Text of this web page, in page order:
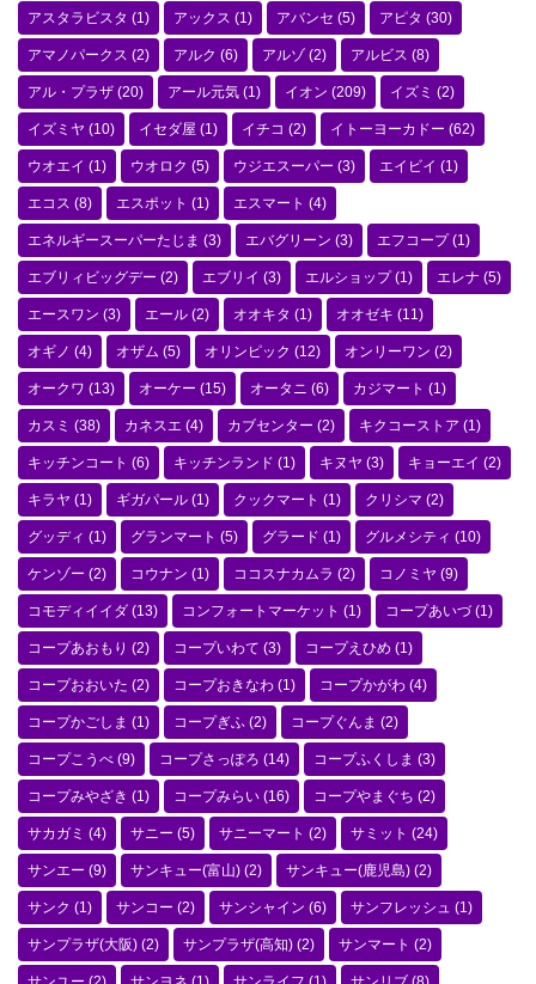
アスタラビスタ (1) アックス (1) アバンセ (5) アピタ (30)
アマノパークス (2) アルク (6) アルゾ(2) アルビス (8)
アル・プラザ (20) アール元気 (1) イオン (209) イズミ (2)
イズミヤ (10) イセダ屋 (1) イチコ (2) イトーヨーカドー (62)
ウオエイ (1) ウオロク (5) ウジエスーパー (3) エイビイ (1)
エコス (8) エスポット (1) エスマート (4)
エネルギースーパーたじま (3) エバグリーン (3) エフコープ(1)
エブリィビッグデー (2) エブリイ (3) エルショップ(1) エレナ (5)
エースワン (3) エール (2) オオキタ (1) オオゼキ (11)
オギノ (4) オザム (5) オリンピック (12) オンリーワン (2)
オークワ (13) オーケー (15) オータニ (6) カジマート (1)
カスミ (38) カネスエ (4) カブセンター (2) キクコーストア (1)
キッチンコート (6) キッチンランド (1) キヌヤ (3) キョーエイ (2)
キラヤ (1) ギガパール (1) クックマート (1) クリシマ (2)
グッディ (1) グランマート (5) グラード (1) グルメシティ (10)
ケンゾー (2) コウナン (1) ココスナカムラ (2) コノミヤ (9)
コモディイイダ (13) コンフォートマーケット (1) コープあいづ(1)
コープあおもり (2) コープいわて (3) コープえひめ (1)
コープおおいた (2) コープおきなわ (1) コープかがわ (4)
コープかごしま (1) コープぎふ (2) コープぐんま (2)
コープこうべ (9) コープさっぽろ (14) コープふくしま (3)
コープみやざき (1) コープみらい (16) コープやまぐち (2)
サカガミ (4) サニー (5) サニーマート (2) サミット (24)
サンエー (9) サンキュー(富山) (2) サンキュー(鹿児島) (2)
サンク (1) サンコー (2) サンシャイン (6) サンフレッシュ (1)
サンプラザ(大阪) (2) サンプラザ(高知) (2) サンマート (2)